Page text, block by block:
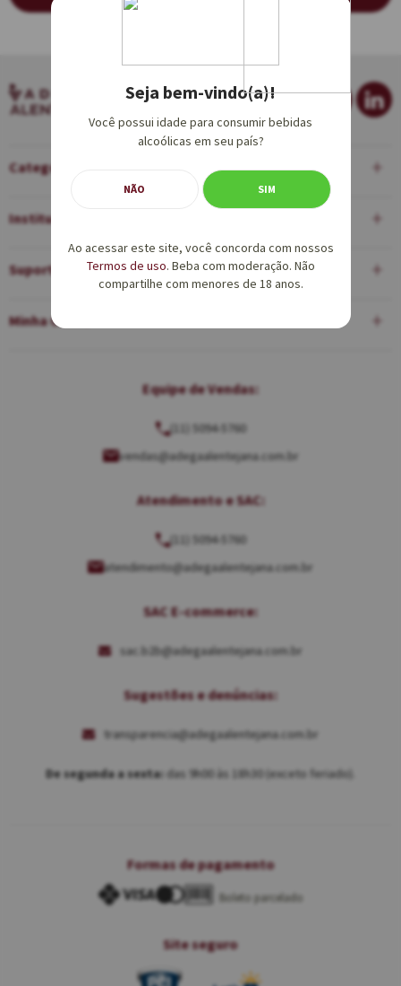
Categorias
Institucional
Suporte
Minha Conta
Equipe de Vendas:
(11) 5094-5760
vendas@adegaalentejana.com.br
Atendimento e SAC:
(11) 5094-5760
atendimento@adegaalentejana.com.br
SAC E-commerce:
sac.b2b@adegaalentejana.com.br
Sugestões e denúncias:
transparencia@adegaalentejana.com.br
De segunda a sexta: das 9h00 às 18h30 (exceto feriado).
Formas de pagamento
Boleto parcelado
Site seguro
Seja bem-vindo(a)!
Você possui idade para consumir bebidas
alcoólicas em seu país?
NÃO SIM
Ao acessar este site, você concorda com nossos
Termos de uso. Beba com moderação. Não
compartilhe com menores de 18 anos.